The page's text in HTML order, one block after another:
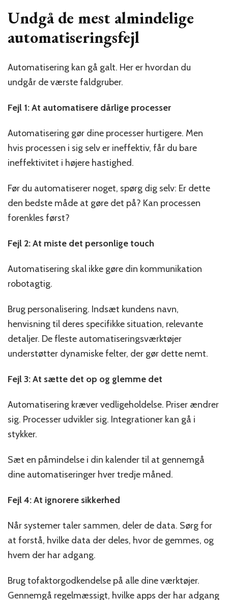
Undgå de mest almindelige
automatiseringsfejl
Automatisering kan gå galt. Her er hvordan du
undgår de værste faldgruber.
Fejl 1: At automatisere dårlige processer
Automatisering gør dine processer hurtigere. Men
hvis processen i sig selv er ineffektiv, får du bare
ineffektivitet i højere hastighed.
Før du automatiserer noget, spørg dig selv: Er dette
den bedste måde at gøre det på? Kan processen
forenkles først?
Fejl 2: At miste det personlige touch
Automatisering skal ikke gøre din kommunikation
robotagtig.
Brug personalisering. Indsæt kundens navn,
henvisning til deres specifikke situation, relevante
detaljer. De fleste automatiseringsværktøjer
understøtter dynamiske felter, der gør dette nemt.
Fejl 3: At sætte det op og glemme det
Automatisering kræver vedligeholdelse. Priser ændrer
sig. Processer udvikler sig. Integrationer kan gå i
stykker.
Sæt en påmindelse i din kalender til at gennemgå
dine automatiseringer hver tredje måned.
Fejl 4: At ignorere sikkerhed
Når systemer taler sammen, deler de data. Sørg for
at forstå, hvilke data der deles, hvor de gemmes, og
hvem der har adgang.
Brug tofaktorgodkendelse på alle dine værktøjer.
Gennemgå regelmæssigt, hvilke apps der har adgang